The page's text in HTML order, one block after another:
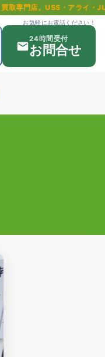
イ・JU等全国主要オーク
お気軽にお電話ください！
24時間受付
お問合せ